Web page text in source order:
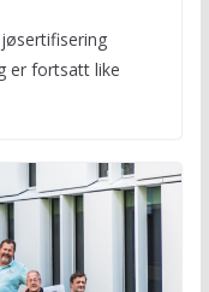
er fortsatt like